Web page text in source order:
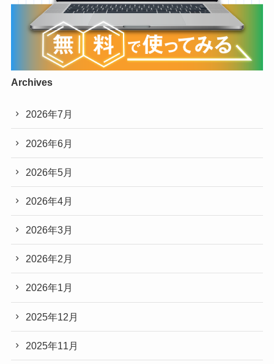
Archives
2026年7月
2026年6月
2026年5月
2026年4月
2026年3月
2026年2月
2026年1月
2025年12月
2025年11月